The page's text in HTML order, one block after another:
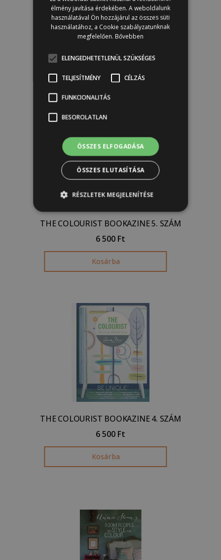
THE COLOURIST BOOKAZINE 6. SZÁM
THE COLOURIST BOOKAZINE 5. SZÁM
6 500 Ft
Kosárba
THE COLOURIST BOOKAZINE 4. SZÁM
6 500 Ft
Kosárba
élmény javítása érdekében. A weboldalunk
használatával Ön hozzájárul az összes süti
használatához, a Cookie szabályzatunknak
megfelelően. Bővebben
ELENGEDHETETLENÜL SZÜKSÉGES
TELJESÍTMÉNY CÉLZÁS
FUNKCIONALITÁS
BESOROLATLAN
ÖSSZES ELFOGADÁSA
ÖSSZES ELUTASÍTÁSA
RÉSZLETEK MEGJELENÍTÉSE